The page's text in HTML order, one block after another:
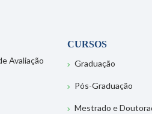
Avaliação
CURSOS
Graduação
Pós-Graduação
Mestrado e